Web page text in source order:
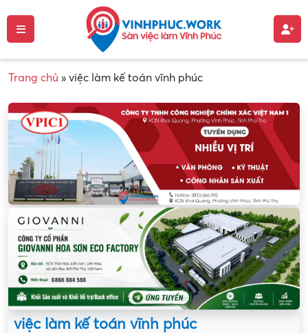
Trang chủ » việc làm kế toán vĩnh phúc
việc làm kế toán vĩnh phúc